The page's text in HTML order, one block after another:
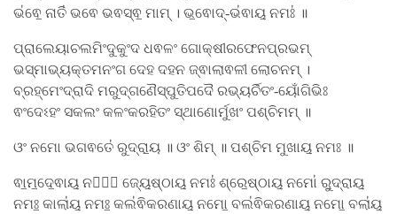
ଭ॑ଵେ॒ ନାତି॑ ଭଵେ ଭଵସ୍ଵ॒ ମାମ୍ । ଭ॒ଵୋଦ୍-ଭ॑ଵାୟ॒ ନମଃ॑ ॥
ପ୍ରାଲେୟାଚଲମିଂଦୁକୁଂଦ ଧଵଳଂ ଗୋକ୍ଷୀରଫେନପ୍ରଭମ୍
ଭସ୍ମାଭ୍ୟକ୍ତମନଂଗ ଦେହ ଦହନ ଜ୍ଵାଲାଵଳୀ ଲୋଚନମ୍ ।
ବ୍ରହ୍ମେଂଦ୍ରାଦି ମରୁଦ୍ଗଣୈସ୍ପୁତିପଦୈ ରଭ୍ୟର୍ଚିତଂ-ୟୋଁଗିଭିଃ
ଵଂଦେଽହଂ ସକଲଂ କଳଂକରହିତଂ ସ୍ଥାଣୋର୍ମୁଖଂ ପଶ୍ଚିମମ୍ ॥
ଓଂ ନମୋ ଭଗଵତେ॑ ରୁଦ୍ରା॒ୟ ॥ ଓଂ ଶିମ୍ ॥ ପଶ୍ଚିମ ମୁଖାୟ॒ ନମଃ ॥
ଵା॒ମ॒ଦେ॒ଵାୟ॒ ନମୋ᳚ ଜ୍ୟେ॒ଷ୍ଠାୟ॒ ନମଃ॑ ଶ୍ରେ॒ଷ୍ଠାୟ॒ ନମୋ॑ ରୁ॒ଦ୍ରାୟ॒
ନମଃ॒ କାଲା॑ୟ॒ ନମଃ॒ କଲ॑ଵିକରଣାୟ॒ ନମୋ॒ ବଲ॑ଵିକରଣାୟ॒ ନମୋ॒ ବଲା॑ୟ॒